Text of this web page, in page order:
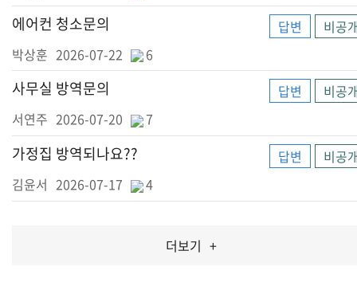
에어컨 청소문의 답변
비공
박상훈 2026-07-22 6
사무실 방역문의 답변
비공
서연주 2026-07-20 7
가정집 방역되나요?? 답변
비공
김윤서 2026-07-17 4
더보기 +